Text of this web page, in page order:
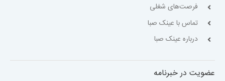
فرصت‌های شغلی
تماس با عینک صبا
درباره عینک صبا
عضویت در خبرنامه